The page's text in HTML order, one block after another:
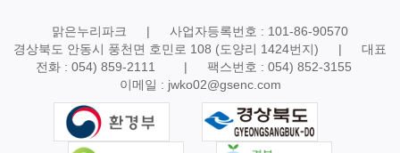
맑은누리파크 | 사업자등록번호 : 101-86-90570
경상북도 안동시 풍천면 호민로 108 (도양리 1424번지) | 대표
전화 : 054) 859-2111 | 팩스번호 : 054) 852-3155
이메일 : jwko02@gsenc.com